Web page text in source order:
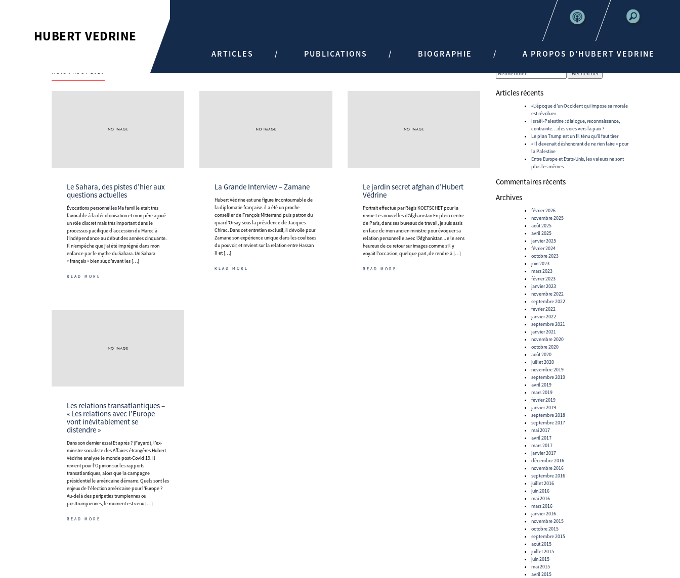
HUBERT VEDRINE
ARTICLES PUBLICATIONS BIOGRAPHIE A PROPOS D’HUBERT VEDRINE
MOIS : AOÛT 2020
Le Sahara, des pistes d’hier aux
questions actuelles
Évocations personnelles Ma famille était très
favorable à la décolonisation et mon père a joué
un rôle discret mais très important dans le
processus pacifique d’accession du Maroc à
l’indépendance au début des années cinquante.
Il n’empêche que j’ai été imprégné dans mon
enfance par le mythe du Sahara. Un Sahara
« français » bien sûr, d’avant les […]
READ MORE
La Grande Interview – Zamane
Hubert Védrine est une figure incontournable de
la diplomatie française. il a été un proche
conseiller de François Mitterrand puis patron du
quai d’Orsay sous la présidence de Jacques
Chirac. Dans cet entretien exclusif, il dévoile pour
Zamane son expérience unique dans les coulisses
du pouvoir, et revient sur la relation entre Hassan
II et […]
READ MORE
Le jardin secret afghan d’Hubert
Védrine
Portrait effectué par Régis KOETSCHET pour la
revue Les nouvelles d’Afghanistan En plein centre
de Paris, dans ses bureaux de travail, je suis assis
en face de mon ancien ministre pour évoquer sa
relation personnelle avec l’Afghanistan. Je le sens
heureux de ce retour sur images comme s’il y
voyait l’occasion, quelque part, de rendre à […]
READ MORE
Les relations transatlantiques –
« Les relations avec l’Europe
vont inévitablement se
distendre »
Dans son dernier essai Et après ? (Fayard), l’ex-
ministre socialiste des Affaires étrangères Hubert
Védrine analyse le monde post-Covid 19. Il
revient pour l’Opinion sur les rapports
transatlantiques, alors que la campagne
présidentielle américaine démarre. Quels sont les
enjeux de l’élection américaine pour l’Europe ?
Au-delà des péripéties trumpiennes ou
posttrumpiennes, le moment est venu […]
READ MORE
Rechercher :
Articles récents
«L’époque d’un Occident qui impose sa morale
est révolue»
Israël-Palestine : dialogue, reconnaissance,
contrainte… des voies vers la paix ?
Le plan Trump est un fil ténu qu’il faut tirer
« Il devenait déshonorant de ne rien faire » pour
la Palestine
Entre Europe et Etats-Unis, les valeurs ne sont
plus les mêmes
Commentaires récents
Archives
février 2026
novembre 2025
août 2025
avril 2025
janvier 2025
février 2024
octobre 2023
juin 2023
mars 2023
février 2023
janvier 2023
novembre 2022
septembre 2022
février 2022
janvier 2022
septembre 2021
janvier 2021
novembre 2020
octobre 2020
août 2020
juillet 2020
novembre 2019
septembre 2019
avril 2019
mars 2019
février 2019
janvier 2019
septembre 2018
septembre 2017
mai 2017
avril 2017
mars 2017
janvier 2017
décembre 2016
novembre 2016
septembre 2016
juillet 2016
juin 2016
mai 2016
mars 2016
janvier 2016
novembre 2015
octobre 2015
septembre 2015
août 2015
juillet 2015
juin 2015
mai 2015
avril 2015